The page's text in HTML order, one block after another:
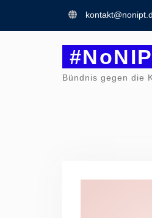
Bündnis gegen die